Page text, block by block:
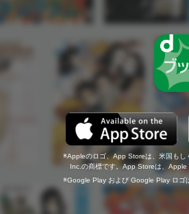
Appleのロゴ、App Storeは、米国もし
Inc.の商標です。App Storeは、Apple
Google Play および Google Play ロゴ